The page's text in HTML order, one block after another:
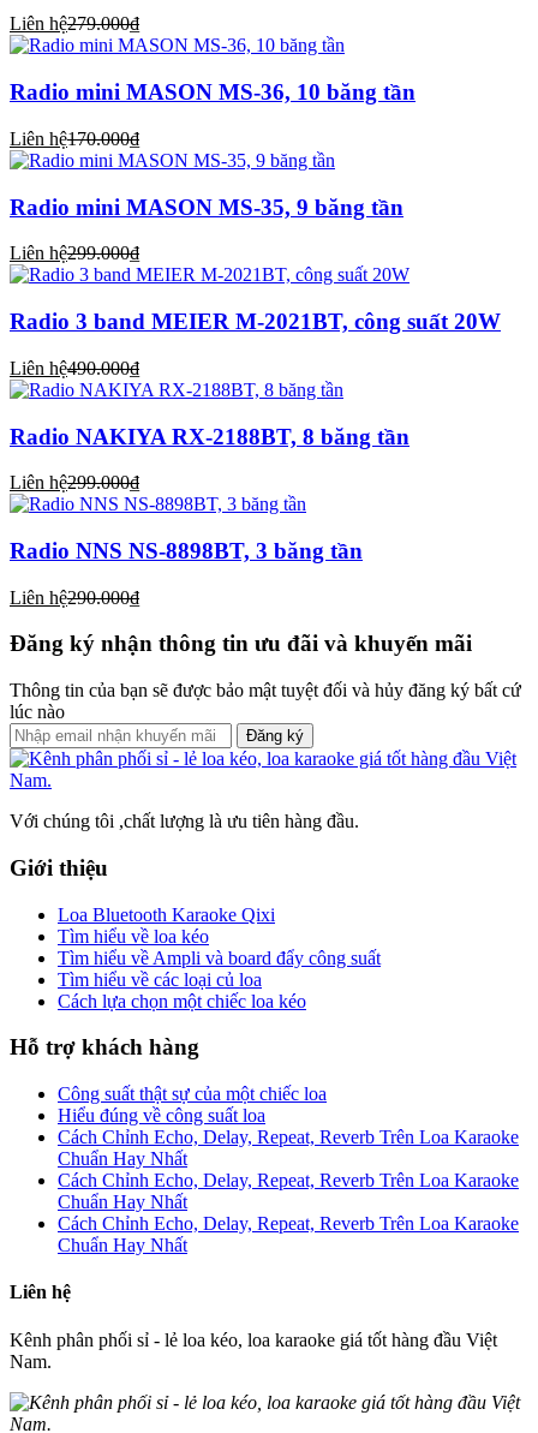
Liên hệ279.000₫
Radio mini MASON MS-36, 10 băng tần
Liên hệ170.000₫
Radio mini MASON MS-35, 9 băng tần
Liên hệ299.000₫
Radio 3 band MEIER M-2021BT, công suất 20W
Liên hệ490.000₫
Radio NAKIYA RX-2188BT, 8 băng tần
Liên hệ299.000₫
Radio NNS NS-8898BT, 3 băng tần
Liên hệ290.000₫
Đăng ký nhận thông tin ưu đãi và khuyến mãi
Thông tin của bạn sẽ được bảo mật tuyệt đối và hủy đăng ký bất cứ
lúc nào
Đăng ký
Với chúng tôi ,chất lượng là ưu tiên hàng đầu.
Giới thiệu
Loa Bluetooth Karaoke Qixi
Tìm hiểu về loa kéo
Tìm hiểu về Ampli và board đẩy công suất
Tìm hiểu về các loại củ loa
Cách lựa chọn một chiếc loa kéo
Hỗ trợ khách hàng
Công suất thật sự của một chiếc loa
Hiểu đúng về công suất loa
Cách Chỉnh Echo, Delay, Repeat, Reverb Trên Loa Karaoke
Chuẩn Hay Nhất
Cách Chỉnh Echo, Delay, Repeat, Reverb Trên Loa Karaoke
Chuẩn Hay Nhất
Cách Chỉnh Echo, Delay, Repeat, Reverb Trên Loa Karaoke
Chuẩn Hay Nhất
Liên hệ
Kênh phân phối sỉ - lẻ loa kéo, loa karaoke giá tốt hàng đầu Việt
Nam.